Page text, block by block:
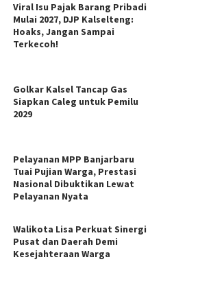
Viral Isu Pajak Barang Pribadi
Mulai 2027, DJP Kalselteng:
Hoaks, Jangan Sampai
Terkecoh!
Golkar Kalsel Tancap Gas
Siapkan Caleg untuk Pemilu
2029
Pelayanan MPP Banjarbaru
Tuai Pujian Warga, Prestasi
Nasional Dibuktikan Lewat
Pelayanan Nyata
Walikota Lisa Perkuat Sinergi
Pusat dan Daerah Demi
Kesejahteraan Warga